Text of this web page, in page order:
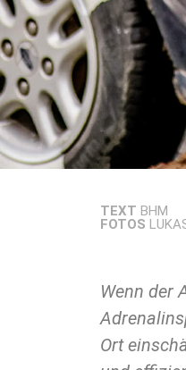
TEXT BHM
FOTOS
Wenn der
Ort
sicher